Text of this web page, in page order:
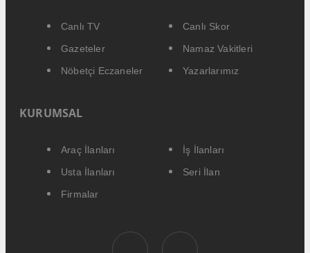
Canlı TV
Canlı Skor
Gazeteler
Namaz Vakitleri
Nöbetçi Eczaneler
Yazarlarımız
KURUMSAL
Araç İlanları
İş İlanları
Usta İlanları
Seri İlan
Firmalar